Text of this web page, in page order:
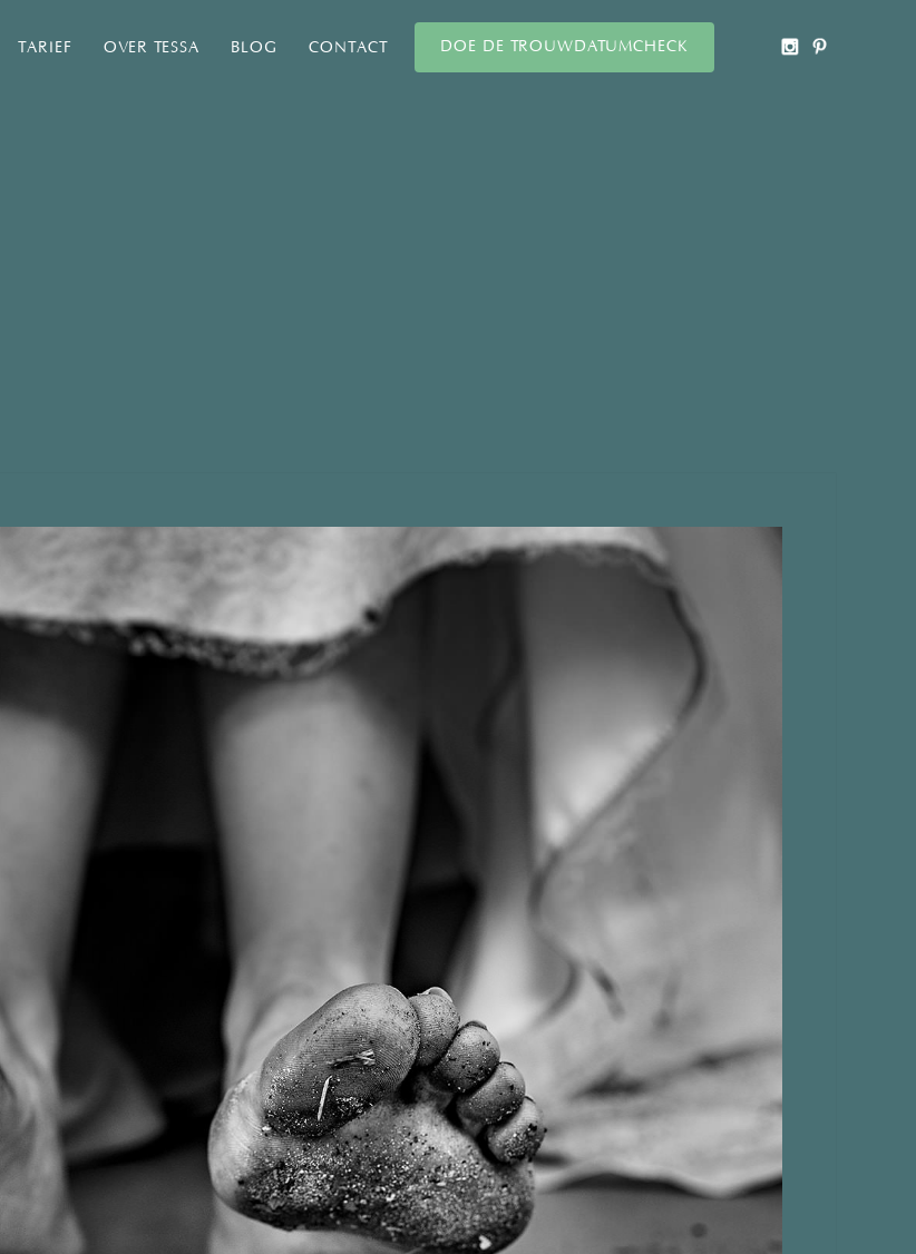
TARIEF OVER TESSA BLOG CONTACT DOE DE TROUWDATUMCHECK